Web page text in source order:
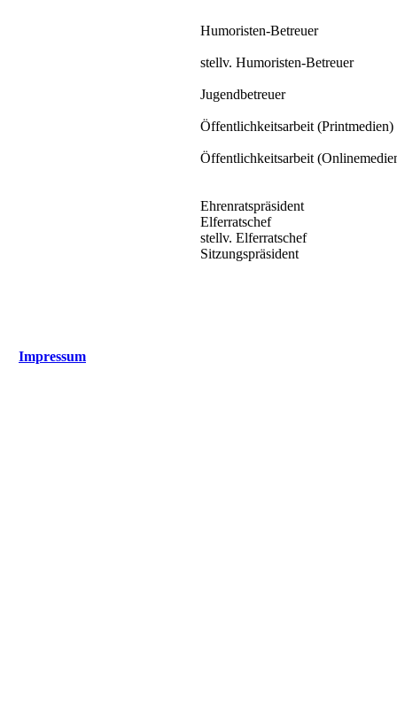
Humoristen-Betreuer
stellv. Humoristen-Betreuer
Jugendbetreuer
Öffentlichkeitsarbeit (Printmedien)
Öffentlichkeitsarbeit
Ehrenratspräsident
Elferratschef
stellv. Elferratschef
Sitzungspräsident
Impressum